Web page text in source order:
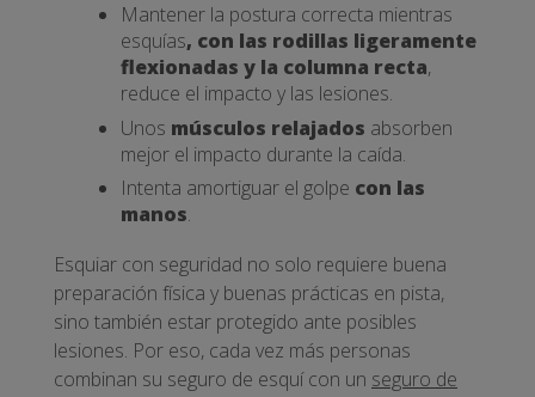
Mantener la postura correcta mientras
esquías, con las rodillas ligeramente
flexionadas y la columna recta,
reduce el impacto y las lesiones.
Unos músculos relajados absorben
mejor el impacto durante la caída.
Intenta amortiguar el golpe con las
manos.
Esquiar con seguridad no solo requiere buena
preparación física y buenas prácticas en pista,
sino también estar protegido ante posibles
lesiones. Por eso, cada vez más personas
combinan su seguro de esquí con un seguro de